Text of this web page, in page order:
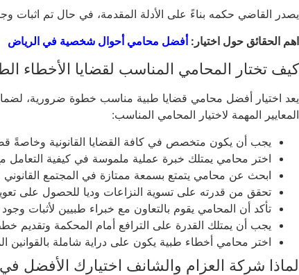
يصدر القاضي حكمه بناءً على الأدلة المقدمة، في حال تم اثبات
اهم الحقائق حول اختيار: أفضل محامي أحوال شخصية في الرياض
كيف تختار المحامي المناسب لقضايا الأخطاء
يعد اختيار أفضل محامي قضايا طبية مناسب خطوة ضرورية، لضمان
المعايير المهمة لاختيار المحامي المناسب:
يجب أن يكون متخصص في كافة القضايا القانونية وخاصةً
اختر محامي يمتلك خبرة عملية ملموسة في كيفية التعامل
ابحث عن محامي يتمتع بسمعة ممتازة في المجتمع القانوني و
تحقق من قدرته على تسوية النزاعات وديا للحصول على
تأكد أن المحامي يقوم بالتعاون مع خبراء طبيين لأثبات
يجب أن يمتلك القدرة على الترافع أمام المحكمة وتقديم
اختر محامي أخطاء طبية يكون على دراية شاملة بالقوانين
لماذا شركة العزام والشانف اختيارك الأفضل